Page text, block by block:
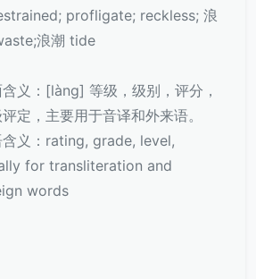
profligate; reckless; 浪
浪潮 tide
义：[làng] 等级，级别，评分，
定，主要用于音译和外来语。
含义：rating, grade, level,
for transliteration and
words